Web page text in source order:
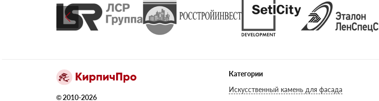
© 2010-2026
Категории
Искусственный камень для фасада